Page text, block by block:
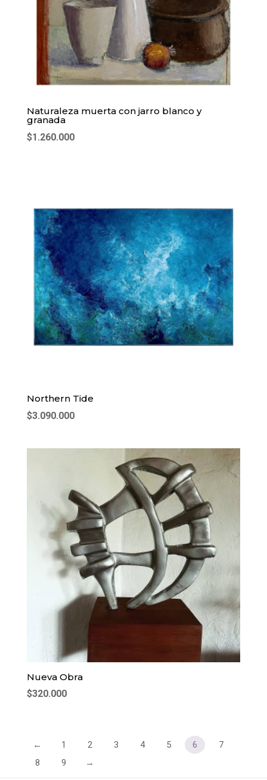
Naturaleza muerta con jarro blanco y
granada
$1.260.000
Northern Tide
$3.090.000
Nueva Obra
$320.000
← 1 2 3 4 5 6
7
8
9 →